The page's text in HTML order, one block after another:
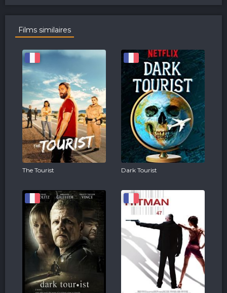
Films similaires
The Tourist Dark Tourist